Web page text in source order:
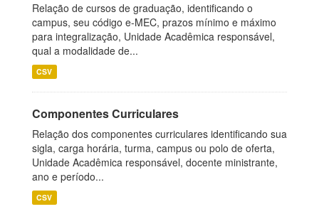
Relação de cursos de graduação, identificando o
campus, seu código e-MEC, prazos mínimo e máximo
para integralização, Unidade Acadêmica responsável,
qual a modalidade de...
CSV
Componentes Curriculares
Relação dos componentes curriculares identificando sua
sigla, carga horária, turma, campus ou polo de oferta,
Unidade Acadêmica responsável, docente ministrante,
ano e período...
CSV